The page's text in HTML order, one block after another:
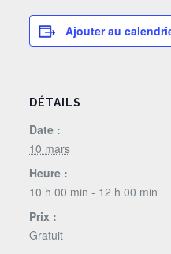
Ajouter au
DÉTAILS
Date :
10 mars
Heure :
10 h 00 min - 12 h 00 min
Prix :
Gratuit